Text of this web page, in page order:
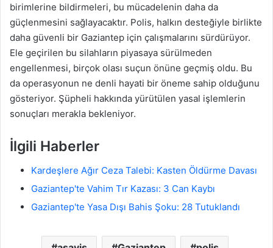
birimlerine bildirmeleri, bu mücadelenin daha da
güçlenmesini sağlayacaktır. Polis, halkın desteğiyle birlikte
daha güvenli bir Gaziantep için çalışmalarını sürdürüyor.
Ele geçirilen bu silahların piyasaya sürülmeden
engellenmesi, birçok olası suçun önüne geçmiş oldu. Bu
da operasyonun ne denli hayati bir öneme sahip olduğunu
gösteriyor. Şüpheli hakkında yürütülen yasal işlemlerin
sonuçları merakla bekleniyor.
İlgili Haberler
Kardeşlere Ağır Ceza Talebi: Kasten Öldürme Davası
Gaziantep'te Vahim Tır Kazası: 3 Can Kaybı
Gaziantep'te Yasa Dışı Bahis Şoku: 28 Tutuklandı